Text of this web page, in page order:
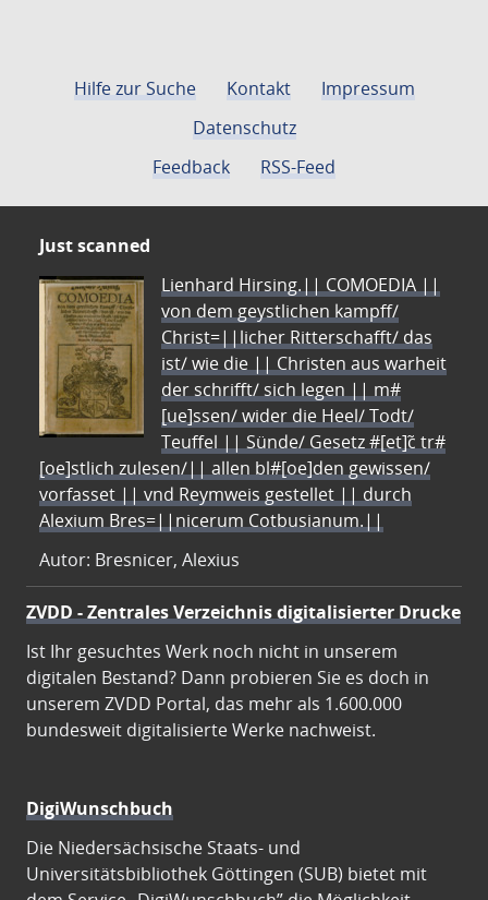
Hilfe zur Suche Kontakt
Impressum
Datenschutz
Feedback
RSS-Feed
Just scanned
Lienhard Hirsing.|| COMOEDIA ||
von dem geystlichen kampff/
Christ=||licher Ritterschafft/ das
ist/ wie die || Christen aus warheit
der schrifft/ sich legen || m#
[ue]ssen/ wider die Heel/ Todt/
Teuffel || Sünde/ Gesetz #[et]c̃ tr#
[oe]stlich zulesen/|| allen bl#[oe]den gewissen/
vorfasset || vnd Reymweis gestellet || durch
Alexium Bres=||nicerum Cotbusianum.||
Autor: Bresnicer, Alexius
ZVDD - Zentrales Verzeichnis digitalisierter Drucke
Ist Ihr gesuchtes Werk noch nicht in unserem
digitalen Bestand? Dann probieren Sie es doch in
unserem ZVDD Portal, das mehr als 1.600.000
bundesweit digitalisierte Werke nachweist.
DigiWunschbuch
Die Niedersächsische Staats- und
Universitätsbibliothek Göttingen (SUB) bietet mit